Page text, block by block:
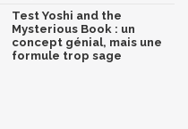
Test Yoshi and the
Mysterious Book : un
concept génial, mais une
formule trop sage